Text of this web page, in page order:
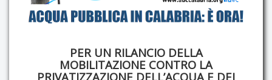
PER UN RILANCIO DELLA
MOBILITAZIONE CONTRO LA
PRIVATIZZAZIONE DELL’ACQUA E DEI